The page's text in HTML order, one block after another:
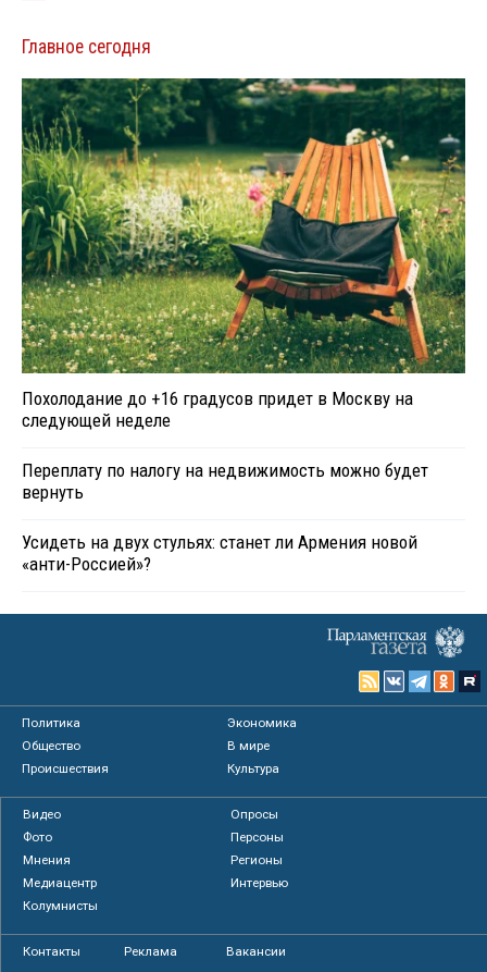
Главное сегодня
Похолодание до +16 градусов придет в Москву на
следующей неделе
Переплату по налогу на недвижимость можно будет
вернуть
Усидеть на двух стульях: станет ли Армения новой
«анти-Россией»?
Политика
Экономика
Общество
В мире
Происшествия
Культура
Видео
Опросы
Фото
Персоны
Мнения
Регионы
Медиацентр
Интервью
Колумнисты
Контакты Реклама Вакансии